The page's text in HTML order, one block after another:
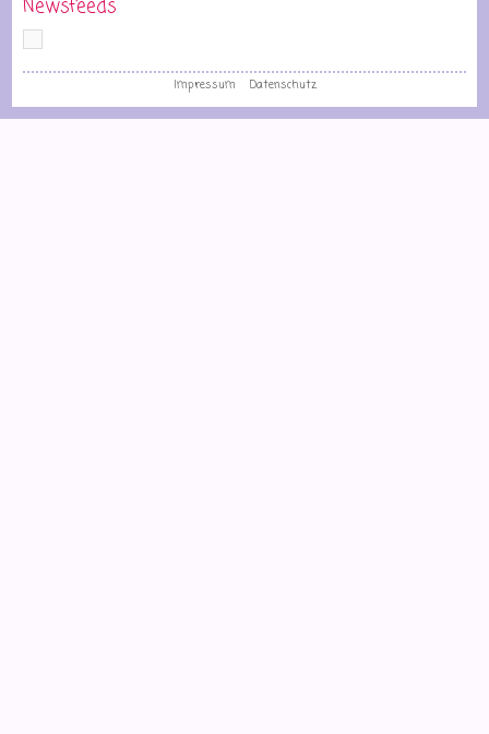
Newsfeeds
Impressum Datenschutz